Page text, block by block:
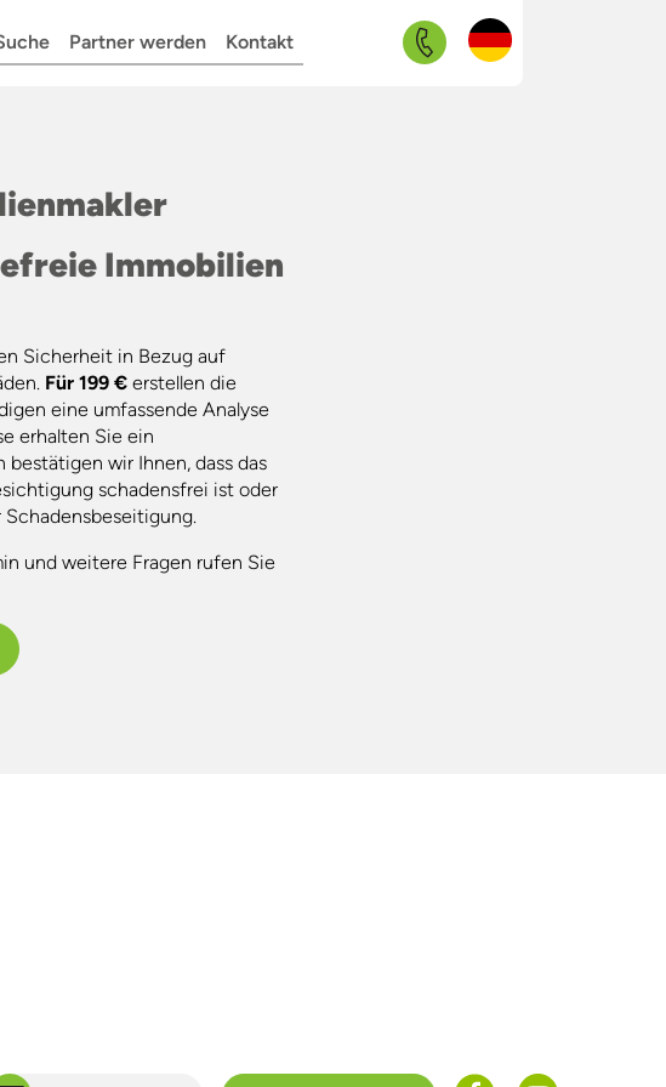
Partner werden Kontakt
Navigation
überspringen
Immobilien
Sicherheit in Bezug auf
Für 199 € erstellen die
eine umfassende Analyse
erhalten Sie ein
bestätigen wir Ihnen, dass das
schadensfrei ist oder
und weitere Fragen rufen Sie